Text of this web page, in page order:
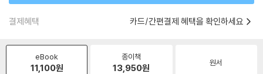
결제혜택 카드/간편결제 혜택을 확인하세요
eBook
11,100원
종이책
13,950원 원서